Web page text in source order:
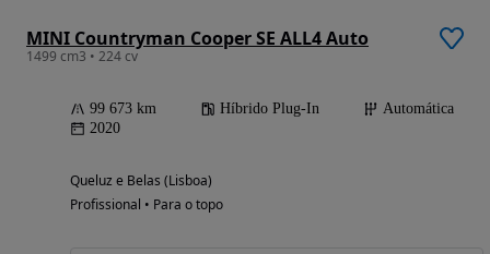
MINI Countryman Cooper SE ALL4 Auto
1499 cm3 • 224 cv
99 673 km Híbrido Plug-In
Automática
2020
Queluz e Belas (Lisboa)
Profissional • Para o topo